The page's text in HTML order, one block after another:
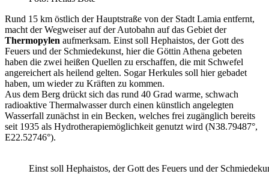
Rund 15 km östlich der Hauptstraße von der Stadt Lamia entfernt,
macht der Wegweiser auf der Autobahn auf das Gebiet der
Thermopylen aufmerksam. Einst soll Hephaistos, der Gott des
Feuers und der Schmiedekunst, hier die Göttin Athena gebeten
haben die zwei heißen Quellen zu erschaffen, die mit Schwefel
angereichert als heilend gelten. Sogar Herkules soll hier gebadet
haben, um wieder zu Kräften zu kommen.
Aus dem Berg drückt sich das rund 40 Grad warme, schwach
radioaktive Thermalwasser durch einen künstlich angelegten
Wasserfall zunächst in ein Becken, welches frei zugänglich bereits
seit 1935 als Hydrotherapiemöglichkeit genutzt wird (N38.79487°,
E22.52746°).
Einst soll Hephaistos, der Gott des Feuers und der